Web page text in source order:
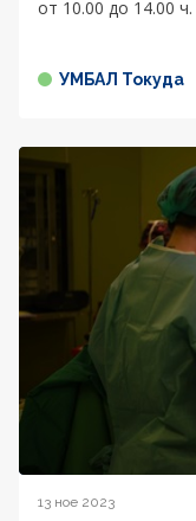
от 10.00 до 14.00 ч.
УМБАЛ Токуда
13 ное 2023